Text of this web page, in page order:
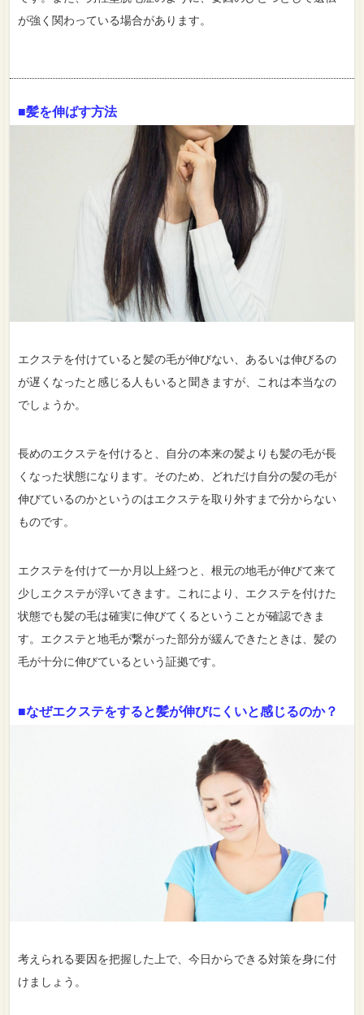
が強く関わっている場合があります。
■髪を伸ばす方法
エクステを付けていると髪の毛が伸びない、あるいは伸びるの
が遅くなったと感じる人もいると聞きますが、これは本当なの
でしょうか。
長めのエクステを付けると、自分の本来の髪よりも髪の毛が長
くなった状態になります。そのため、どれだけ自分の髪の毛が
伸びているのかというのはエクステを取り外すまで分からない
ものです。
エクステを付けて一か月以上経つと、根元の地毛が伸びて来て
少しエクステが浮いてきます。これにより、エクステを付けた
状態でも髪の毛は確実に伸びてくるということが確認できま
す。エクステと地毛が繋がった部分が緩んできたときは、髪の
毛が十分に伸びているという証拠です。
■なぜエクステをすると髪が伸びにくいと感じるのか？
考えられる要因を把握した上で、今日からできる対策を身に付
けましょう。